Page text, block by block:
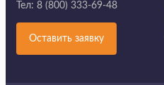
Тел: 8 (800) 333-69-48
Оставить заявку